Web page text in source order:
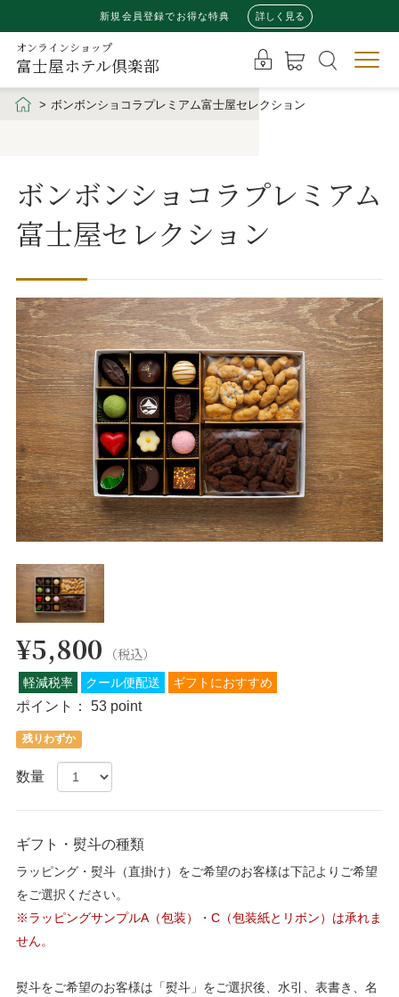
新規会員登録でお得な特典 詳しく見る
オンラインショップ
富士屋ホテル倶楽部
ボンボンショコラプレミアム富士屋セレクション
ボンボンショコラプレミアム
富士屋セレクション
¥5,800 （税込）
軽減税率 クール便配送 ギフトにおすすめ
ポイント： 53 point
残りわずか
数量
ギフト・熨斗の種類
ラッピング・熨斗（直掛け）をご希望のお客様は下記よりご希望
をご選択ください。
※ラッピングサンプルA（包装）・C（包装紙とリボン）は承れま
せん。
熨斗をご希望のお客様は「熨斗」をご選択後、水引、表書き、名